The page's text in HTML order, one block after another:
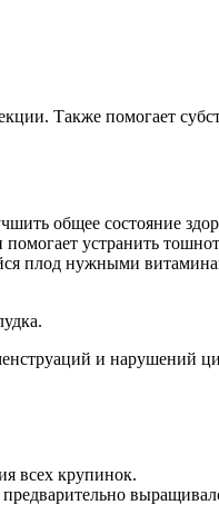
Также помогает
общее состояние
устранить
плод нужными
и нарушений
всех крупинок.